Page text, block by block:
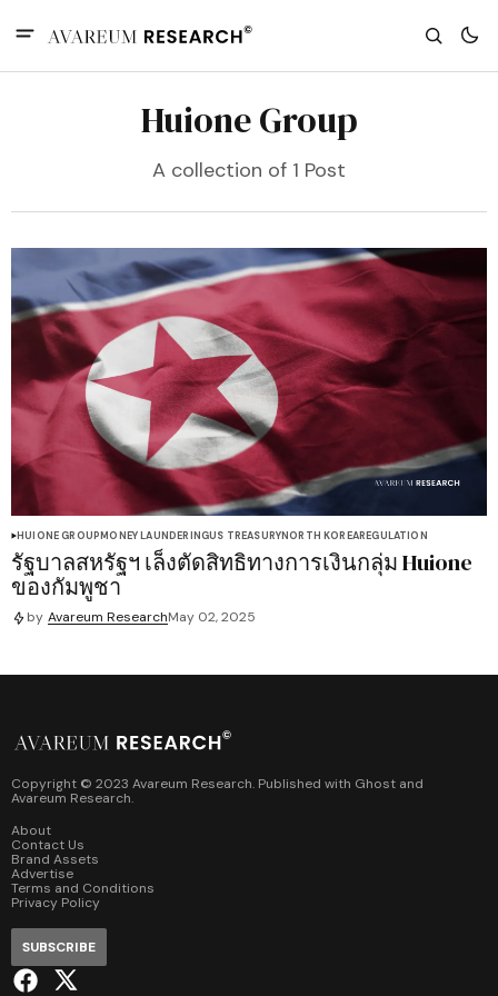
Huione Group
A collection of 1 Post
HUIONE GROUPMONEY LAUNDERINGUS TREASURYNORTH KOREAREGULATION
รัฐบาลสหรัฐฯ เล็งตัดสิทธิทางการเงินกลุ่ม Huione
ของกัมพูชา
by Avareum ResearchMay 02, 2025
Copyright © 2023 Avareum Research. Published with Ghost and
Avareum Research.
About
Contact Us
Brand Assets
Advertise
Terms and Conditions
Privacy Policy
SUBSCRIBE